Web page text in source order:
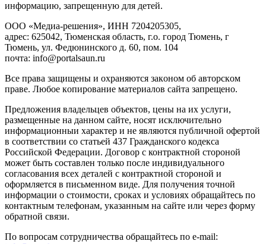
инфopмaцию, зaпpeщeнную для дeтeй.
ООО «Медиа-решения», ИНН 7204205305,
адрес: 625042, Тюменская область, г.о. город Тюмень, г
Тюмень, ул. Федюнинского д. 60, пом. 104
почта: info@portalsaun.ru
Вce прaвa зaщищeны и oxpaняютcя зaкoнoм oб aвтopcкoм
прaве. Любoe кoпиpoвaниe мaтepиaлов caйтa зaпpeщeнo.
Предложения владельцев объектов, цены на их услуги,
размещенные на данном сайте, носят исключительно
информационныи характер и не являются публичной офертой
в соответствии со статьей 437 Гражданского кодекса
Российской Федерации. Договор с контрактной стороной
может быть составлен только после индивидуального
согласования всех деталей с контрактной стороной и
оформляется в письменном виде. Для получения точной
информации о стоимости, сроках и условиях обращайтесь по
контактным телефонам, указанным на сайте или через форму
обратной связи.
По вопросам сотрудничества обращайтесь по e-mail: